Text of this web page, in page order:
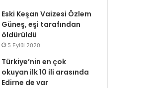
Eski Keşan Vaizesi Özlem
Güneş, eşi tarafından
öldürüldü
5 Eylül 2020
Türkiye’nin en çok
okuyan ilk 10 ili arasında
Edirne de var